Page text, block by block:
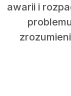
awarii i